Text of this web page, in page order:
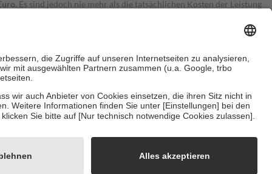
Es sind jedoch nie mehr als die tatsächlichen Kosten der Leistung
Zuzahlungen an bei: